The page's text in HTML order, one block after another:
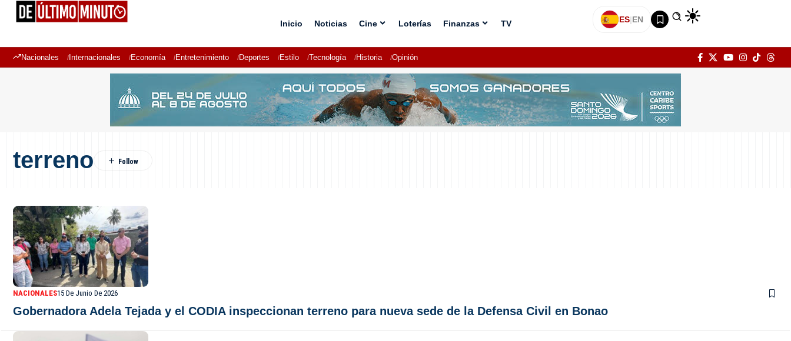
Inicio Noticias Cine Loterías Finanzas TV ES|EN
Nacionales Internacionales Economía Entretenimiento Deportes Estilo Tecnología Historia Opinión
terreno
NACIONALES15 De Junio De 2026
Gobernadora Adela Tejada y el CODIA inspeccionan terreno para nueva sede de la Defensa Civil en Bonao